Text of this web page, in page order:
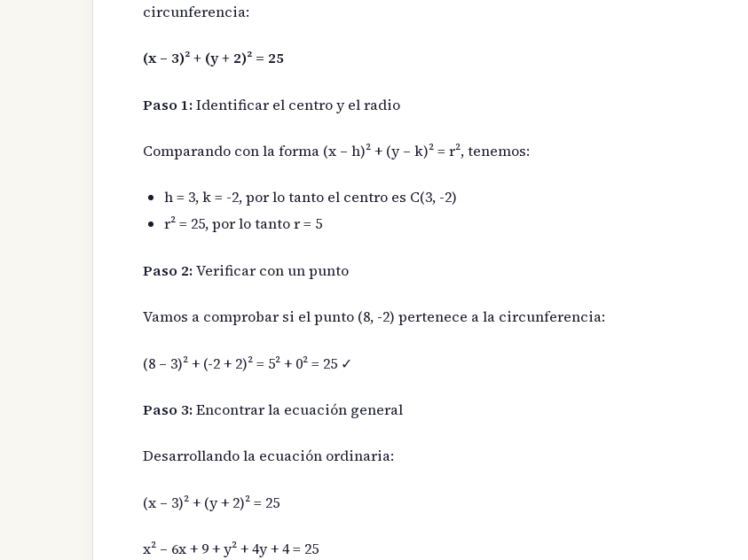
circunferencia:
(x – 3)² + (y + 2)² = 25
Paso 1:Identificar el centro y el radio
Comparando con la forma (x – h)² + (y – k)² = r², tenemos:
h = 3, k = -2, por lo tanto el centro es C(3, -2)
r² = 25, por lo tanto r = 5
Paso 2:Verificar con un punto
Vamos a comprobar si el punto (8, -2) pertenece a la circunferencia:
(8 – 3)² + (-2 + 2)² = 5² + 0² = 25 ✓
Paso 3:Encontrar la ecuación general
Desarrollando la ecuación ordinaria:
(x – 3)² + (y + 2)² = 25
x² – 6x + 9 + y² + 4y + 4 = 25